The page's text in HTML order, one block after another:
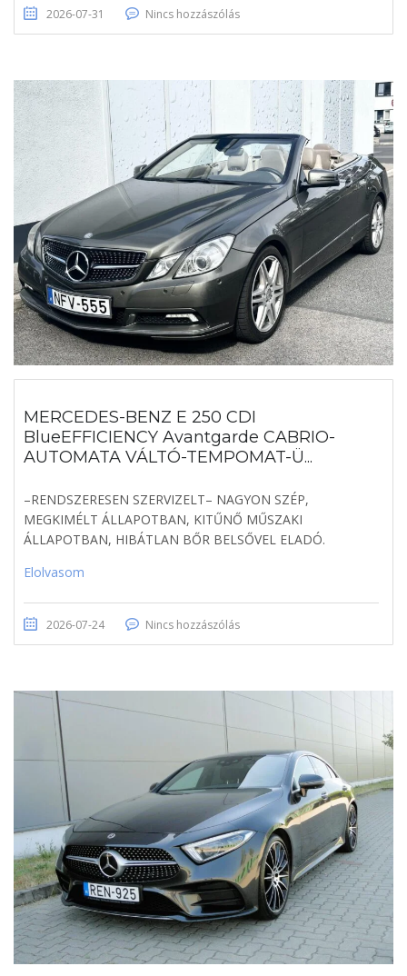
2026-07-31 Nincs hozzászólás
MERCEDES-BENZ E 250 CDI
BlueEFFICIENCY Avantgarde CABRIO-
AUTOMATA VÁLTÓ-TEMPOMAT-Ü...
–RENDSZERESEN SZERVIZELT– NAGYON SZÉP,
MEGKIMÉLT ÁLLAPOTBAN, KITŰNŐ MŰSZAKI
ÁLLAPOTBAN, HIBÁTLAN BŐR BELSŐVEL ELADÓ.
Elolvasom
2026-07-24 Nincs hozzászólás